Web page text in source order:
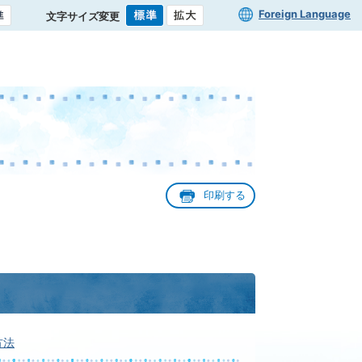
文字サイズ変更 Foreign Language
印刷する
法